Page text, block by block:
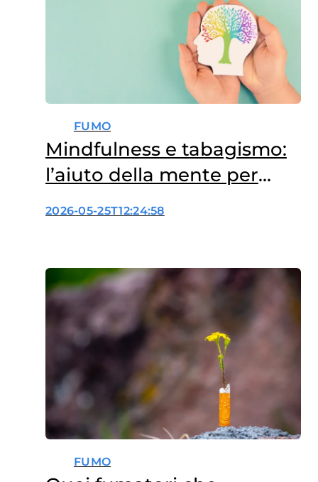
FUMO
Mindfulness e tabagismo:
l’aiuto della mente per
smettere di fumare
2026-05-25T12:24:58
FUMO